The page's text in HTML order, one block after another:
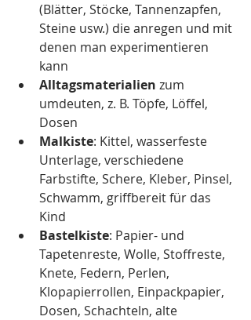
(Blätter, Stöcke, Tannenzapfen,
Steine usw.) die anregen und mit
denen man experimentieren
kann
Alltagsmaterialien zum
umdeuten, z. B. Töpfe, Löffel,
Dosen
Malkiste: Kittel, wasserfeste
Unterlage, verschiedene
Farbstifte, Schere, Kleber, Pinsel,
Schwamm, griffbereit für das
Kind
Bastelkiste: Papier- und
Tapetenreste, Wolle, Stoffreste,
Knete, Federn, Perlen,
Klopapierrollen, Einpackpapier,
Dosen, Schachteln, alte